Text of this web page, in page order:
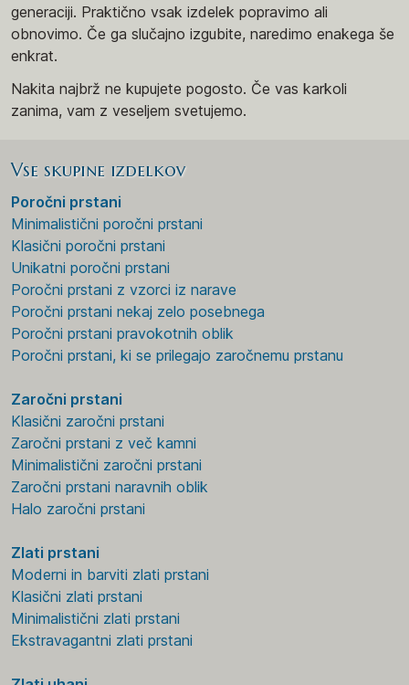
generaciji. Praktično vsak izdelek popravimo ali
obnovimo. Če ga slučajno izgubite, naredimo enakega še
enkrat.
Nakita najbrž ne kupujete pogosto. Če vas karkoli
zanima, vam z veseljem svetujemo.
Vse skupine izdelkov
Poročni prstani
Minimalistični poročni prstani
Klasični poročni prstani
Unikatni poročni prstani
Poročni prstani z vzorci iz narave
Poročni prstani nekaj zelo posebnega
Poročni prstani pravokotnih oblik
Poročni prstani, ki se prilegajo zaročnemu prstanu
Zaročni prstani
Klasični zaročni prstani
Zaročni prstani z več kamni
Minimalistični zaročni prstani
Zaročni prstani naravnih oblik
Halo zaročni prstani
Zlati prstani
Moderni in barviti zlati prstani
Klasični zlati prstani
Minimalistični zlati prstani
Ekstravagantni zlati prstani